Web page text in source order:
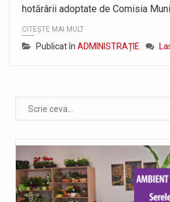
hotărârii adoptate de Comisia
CITEȘTE MAI MULT
Publicat în ADMINISTRAȚIE